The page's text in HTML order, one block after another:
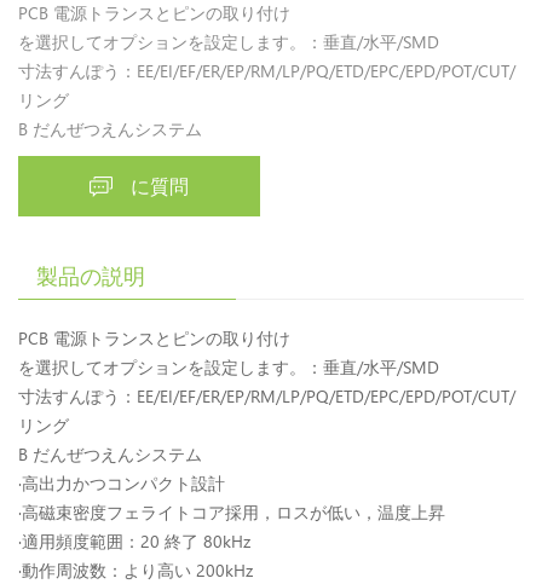
PCB 電源トランスとピンの取り付け
を選択してオプションを設定します。：垂直/水平/SMD
寸法すんぽう：EE/EI/EF/ER/EP/RM/LP/PQ/ETD/EPC/EPD/POT/CUT/
リング
B だんぜつえんシステム
に質問
製品の説明
PCB 電源トランスとピンの取り付け
を選択してオプションを設定します。：垂直/水平/SMD
寸法すんぽう：EE/EI/EF/ER/EP/RM/LP/PQ/ETD/EPC/EPD/POT/CUT/
リング
B だんぜつえんシステム
·高出力かつコンパクト設計
·高磁束密度フェライトコア採用，ロスが低い，温度上昇
·適用頻度範囲：20 終了 80kHz
·動作周波数：より高い 200kHz